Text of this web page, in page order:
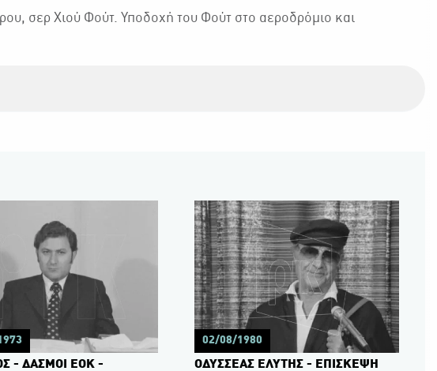
σερ Χιού Φούτ. Υποδοχή του Φούτ στο αεροδρόμιο και
- ΔΑΣΜΟΙ ΕΟΚ -
02/08/1980
ΟΔΥΣΣΕΑΣ ΕΛΥΤΗΣ - ΕΠΙΣΚΕΨΗ